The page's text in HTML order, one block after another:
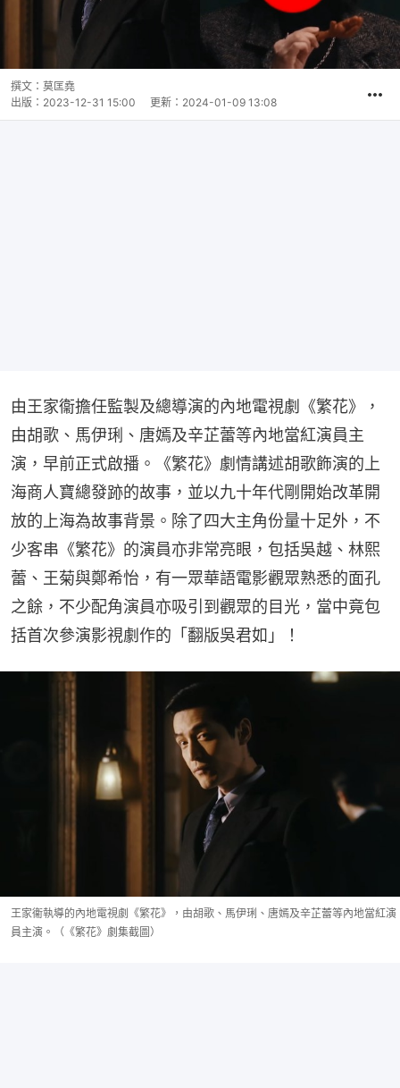
撰文： 莫匡堯
出版： 2023-12-31 15:00 更新： 2024-01-09 13:08
由王家衞擔任監製及總導演的內地電視劇《繁花》，
由胡歌、馬伊琍、唐嫣及辛芷蕾等內地當紅演員主
演，早前正式啟播。《繁花》劇情講述胡歌飾演的上
海商人寶總發跡的故事，並以九十年代剛開始改革開
放的上海為故事背景。除了四大主角份量十足外，不
少客串《繁花》的演員亦非常亮眼，包括吳越、林熙
蕾、王菊與鄭希怡，有一眾華語電影觀眾熟悉的面孔
之餘，不少配角演員亦吸引到觀眾的目光，當中竟包
括首次參演影視劇作的「翻版吳君如」！
王家衞執導的內地電視劇《繁花》，由胡歌、馬伊琍、唐嫣及辛芷蕾等內地當紅演
員主演。（《繁花》劇集截圖）